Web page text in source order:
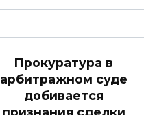
Прокуратура в
арбитражном суде
добивается
признания сделки